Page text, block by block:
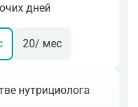
дней
20/ мес
нутрициолога